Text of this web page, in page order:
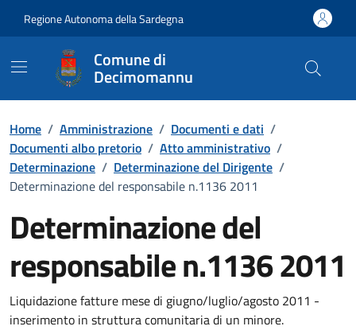
Regione Autonoma della Sardegna
Comune di
Decimomannu
Home / Amministrazione / Documenti e dati /
Documenti albo pretorio / Atto amministrativo /
Determinazione / Determinazione del Dirigente /
Determinazione del responsabile n.1136 2011
Determinazione del
responsabile n.1136 2011
Dettaglio del documento
Liquidazione fatture mese di giugno/luglio/agosto 2011 -
inserimento in struttura comunitaria di un minore.